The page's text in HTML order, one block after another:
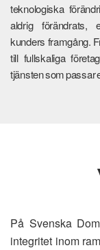
teknologiska
aldrig förändrats,
kunders framgång.
till fullskaliga
tjänsten som passar
På Svenska
integritet inom